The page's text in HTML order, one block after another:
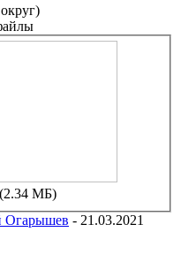
(2.34 МБ)
Огарышев - 21.03.2021